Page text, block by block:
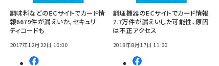
調味料などのECサイトでカード情
報6679件が漏えいか、セキュリ
ティコードも
2017年12月22日 10:00
調理機器のECサイトでカード情報
7.7万件が漏えいした可能性、原因
は不正アクセス
2018年8月17日 11:00